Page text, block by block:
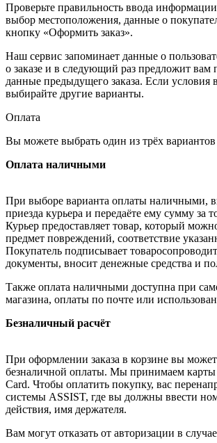
Проверьте правильность ввода
выбор местоположения, данные о
кнопку «Оформить заказ».
Наш сервис запоминает данные о
о заказе и в следующий раз предложит вам
данные предыдущего заказа. Если условия
выбирайте другие варианты.
Оплата
Вы можете выбрать один из трёх
Оплата наличными
При выборе варианта оплаты наличными,
приезда курьера и передаёте ему сумму за
Курьер предоставляет товар, который
предмет повреждений, соответствие
Покупатель подписывает
документы, вносит денежные средства и
Также оплата наличными доступна при
магазина, оплаты по почте или
Безналичный расчёт
При оформлении заказа в корзине вы
безналичной оплаты. Мы принимаем карты
Card. Чтобы оплатить покупку, вас
системы ASSIST, где вы должны ввести
действия, имя держателя.
Вам могут отказать от авторизации в